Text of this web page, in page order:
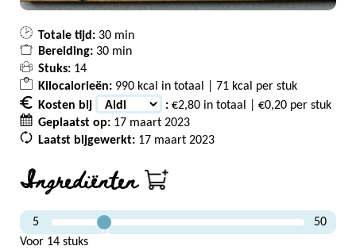
Totale tijd: 30 min
Bereiding: 30 min
Stuks: 14
Kilocalorieën: 990 kcal in totaal | 71 kcal per stuk
Kosten bij
: €2,80 in totaal | €0,20 per stuk
Geplaatst op: 17 maart 2023
Laatst bijgewerkt: 17 maart 2023
Ingrediënten
5
14
50
Voor 14 stuks